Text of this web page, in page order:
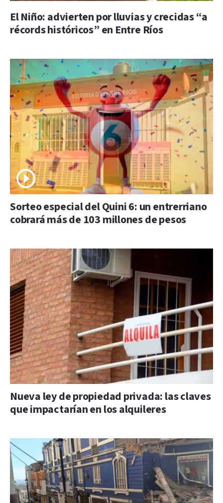
El Niño: advierten por lluvias y crecidas “a
récords históricos” en Entre Ríos
Sorteo especial del Quini 6: un entrerriano
cobrará más de 103 millones de pesos
Nueva ley de propiedad privada: las claves
que impactarían en los alquileres